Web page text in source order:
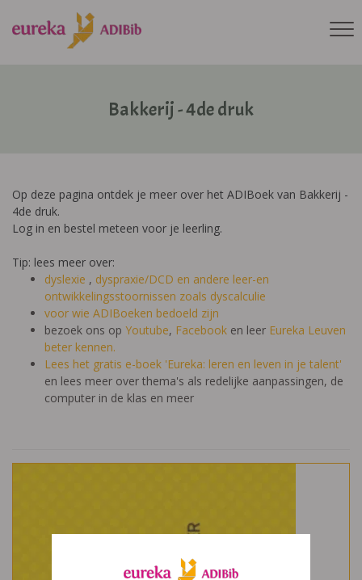
Bakkerij - 4de druk
Op deze pagina ontdek je meer over het ADIBoek van Bakkerij -
4de druk.
Log in en bestel meteen voor je leerling.
Tip: lees meer over:
dyslexie , dyspraxie/DCD en andere leer-en
ontwikkelingsstoornissen zoals dyscalculie
voor wie ADIBoeken bedoeld zijn
bezoek ons op Youtube, Facebook en leer Eureka Leuven
beter kennen.
Lees het gratis e-boek 'Eureka: leren en leven in je talent'
en lees meer over thema's als redelijke aanpassingen, de
computer in de klas en meer